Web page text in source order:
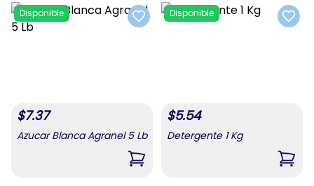
Add to favorites
Disponible
$7.37
Azucar Blanca Agranel 5 Lb
,Azucar Blanca Agranel 5 Lb
Add
Disponible
$5.54
Detergente 1 Kg
,